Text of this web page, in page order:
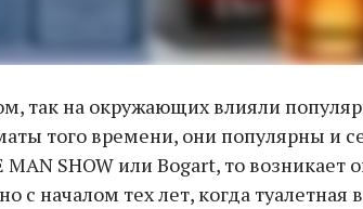
так на окружающих влияли
того времени, они популярны и
MAN SHOW или Bogart, то
с началом тех лет, когда